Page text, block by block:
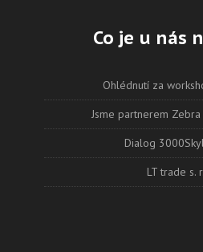
Co je u nás
Ohlédnutí za
Jsme partnerem
Dialog
LT trade s.